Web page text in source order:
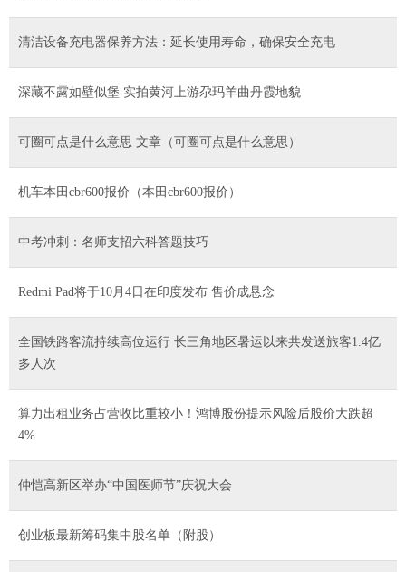
清洁设备充电器保养方法：延长使用寿命，确保安全充电
深藏不露如壁似堡 实拍黄河上游尕玛羊曲丹霞地貌
可圈可点是什么意思 文章（可圈可点是什么意思）
机车本田cbr600报价（本田cbr600报价）
中考冲刺：名师支招六科答题技巧
Redmi Pad将于10月4日在印度发布 售价成悬念
全国铁路客流持续高位运行 长三角地区暑运以来共发送旅客1.4亿
多人次
算力出租业务占营收比重较小！鸿博股份提示风险后股价大跌超
4%
仲恺高新区举办“中国医师节”庆祝大会
创业板最新筹码集中股名单（附股）